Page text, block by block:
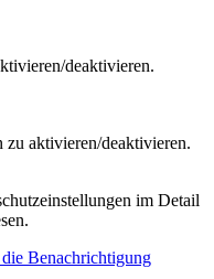
deaktivieren.
aktivieren/deaktivieren.
im Detail
Benachrichtigung